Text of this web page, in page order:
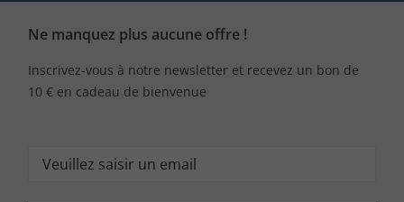
Ne manquez plus aucune offre !
Inscrivez-vous à notre newsletter et recevez un bon de
10 € en cadeau de bienvenue